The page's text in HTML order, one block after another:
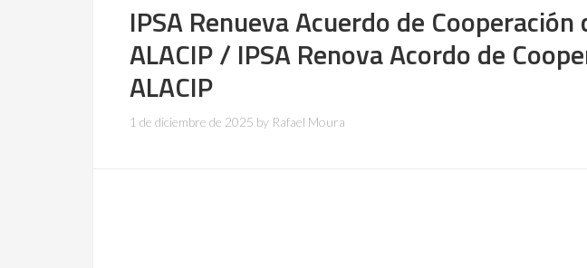
IPSA Renueva Acuerdo de Cooperación
ALACIP / IPSA Renova Acordo de
ALACIP
1 de diciembre de 2025 by Rafael Moura